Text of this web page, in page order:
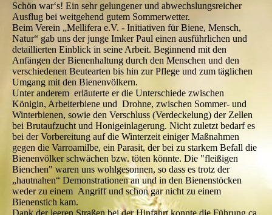
Schön war‘s! Ein sehr gelungener und abwechslungsreicher
Ausflug bei weitgehend gutem Sommerwetter.
Beim Verein „Mellifera e.V. - Initiativen für Biene, Mensch,
Natur“ gab uns der junge Imker Paul einen ausführlichen und
detaillierten Einblick in seine Arbeit. Beginnend mit den
Anfängen der Bienenhaltung durch den Menschen und den
verschiedenen Beutearten bis hin zur Pflege und zum täglichen
Umgang mit den Bienenvölkern.
Unter anderem erläuterte er die Unterschiede zwischen
Königin, Arbeiterbiene und Drohne, zwischen Sommer- und
Winterbienen, sowie den Verschluss (Verdeckelung) der Zellen
bei Brutaufzucht und Honigeinlagerung. Nicht zuletzt bedarf es
bei der Vorbereitung auf die Winterzeit einiger Maßnahmen
gegen die Varroamilbe, ein Parasit, der bei zu starkem Befall die
Bienenvölker schwächen bzw. töten könnte. Die "fleißigen
Bienchen" waren uns wohlgesonnen, so dass es trotz der
„hautnahen“ Demonstrationen an und in den Bienenstöcken
weder zu einem Angriff und schon gar nicht zu einem
Bienenstich kam.